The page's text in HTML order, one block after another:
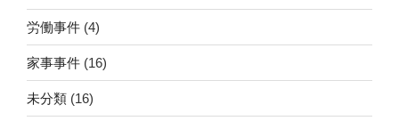
労働事件 (4)
家事事件 (16)
未分類 (16)